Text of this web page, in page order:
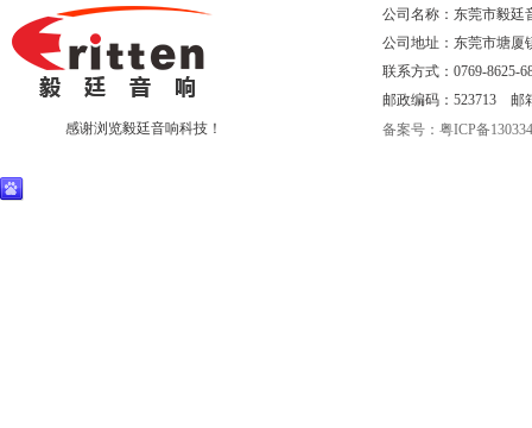
感谢浏览毅廷音响科技！
公司名称：东莞市毅廷
公司地址：东莞市塘厦
联系方式：0769-8625-
邮政编码：523713 邮
备案号：粤ICP备